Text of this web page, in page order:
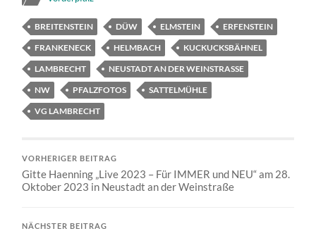
BREITENSTEIN DÜW ELMSTEIN
ERFENSTEIN
FRANKENECK
HELMBACH
KUCKUCKSBÄHNEL
LAMBRECHT
NEUSTADT AN DER WEINSTRASSE
NW
PFALZFOTOS
SATTELMÜHLE
VG LAMBRECHT
VORHERIGER BEITRAG
Gitte Haenning „Live 2023 – Für IMMER und NEU“ am 28.
Oktober 2023 in Neustadt an der Weinstraße
NÄCHSTER BEITRAG